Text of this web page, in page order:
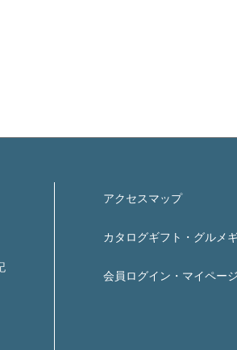
アクセスマップ
カタログギフト・グルメ
会員ログイン・マイページ